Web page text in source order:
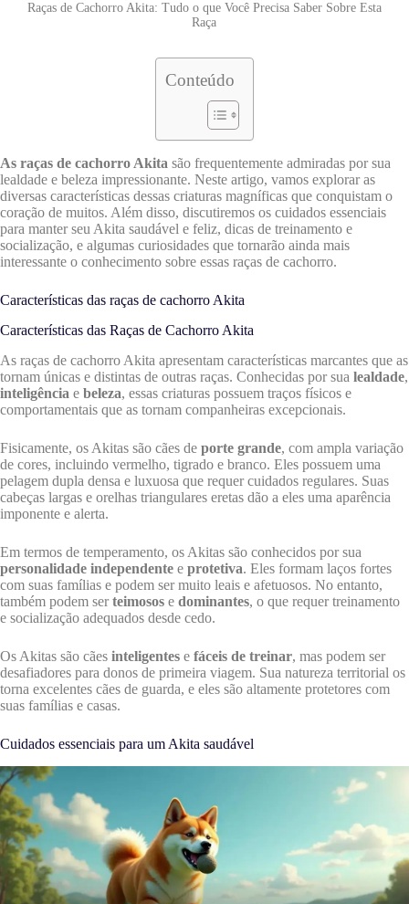
Raças de Cachorro Akita: Tudo o que Você Precisa Saber Sobre Esta
Raça
Conteúdo
As raças de cachorro Akita são frequentemente admiradas por sua
lealdade e beleza impressionante. Neste artigo, vamos explorar as
diversas características dessas criaturas magníficas que conquistam o
coração de muitos. Além disso, discutiremos os cuidados essenciais
para manter seu Akita saudável e feliz, dicas de treinamento e
socialização, e algumas curiosidades que tornarão ainda mais
interessante o conhecimento sobre essas raças de cachorro.
Características das raças de cachorro Akita
Características das Raças de Cachorro Akita
As raças de cachorro Akita apresentam características marcantes que as
tornam únicas e distintas de outras raças. Conhecidas por sua lealdade,
inteligência e beleza, essas criaturas possuem traços físicos e
comportamentais que as tornam companheiras excepcionais.
Fisicamente, os Akitas são cães de porte grande, com ampla variação
de cores, incluindo vermelho, tigrado e branco. Eles possuem uma
pelagem dupla densa e luxuosa que requer cuidados regulares. Suas
cabeças largas e orelhas triangulares eretas dão a eles uma aparência
imponente e alerta.
Em termos de temperamento, os Akitas são conhecidos por sua
personalidade independente e protetiva. Eles formam laços fortes
com suas famílias e podem ser muito leais e afetuosos. No entanto,
também podem serteimosos e dominantes, o que requer treinamento
e socialização adequados desde cedo.
Os Akitas são cães inteligentes e fáceis de treinar, mas podem ser
desafiadores para donos de primeira viagem. Sua natureza territorial os
torna excelentes cães de guarda, e eles são altamente protetores com
suas famílias e casas.
Cuidados essenciais para um Akita saudável